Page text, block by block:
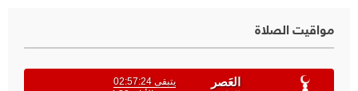
مواقيت الصلاة